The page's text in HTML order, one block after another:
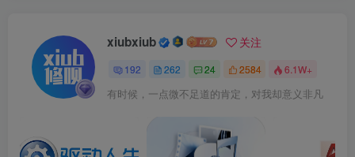
xiubxiub 关注
192 262 24 2584 6.1W+
有时候，一点微不足道的肯定，对我却意义非凡